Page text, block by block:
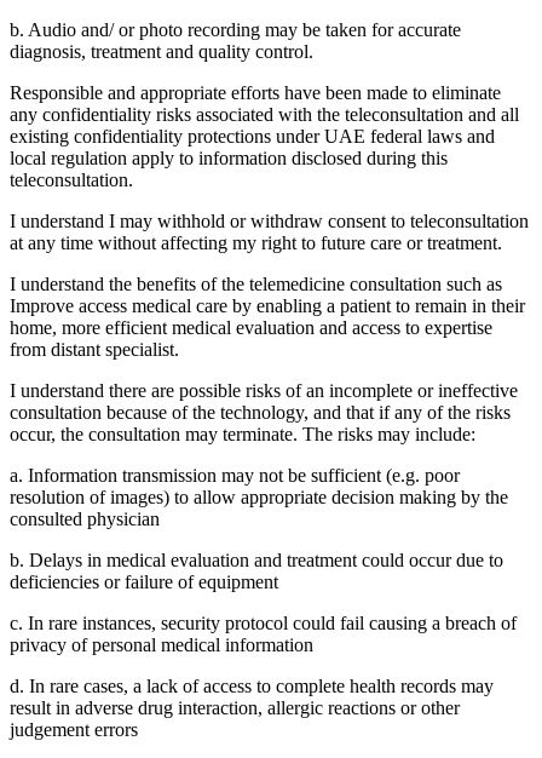
b. Audio and/ or photo recording may be taken for accurate
diagnosis, treatment and quality control.
Responsible and appropriate efforts have been made to eliminate
any confidentiality risks associated with the teleconsultation and all
existing confidentiality protections under UAE federal laws and
local regulation apply to information disclosed during this
teleconsultation.
I understand I may withhold or withdraw consent to teleconsultation
at any time without affecting my right to future care or treatment.
I understand the benefits of the telemedicine consultation such as
Improve access medical care by enabling a patient to remain in their
home, more efficient medical evaluation and access to expertise
from distant specialist.
I understand there are possible risks of an incomplete or ineffective
consultation because of the technology, and that if any of the risks
occur, the consultation may terminate. The risks may include:
a. Information transmission may not be sufficient (e.g. poor
resolution of images) to allow appropriate decision making by the
consulted physician
b. Delays in medical evaluation and treatment could occur due to
deficiencies or failure of equipment
c. In rare instances, security protocol could fail causing a breach of
privacy of personal medical information
d. In rare cases, a lack of access to complete health records may
result in adverse drug interaction, allergic reactions or other
judgement errors